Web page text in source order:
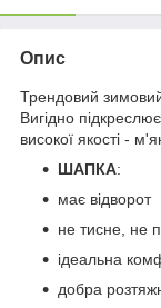
Опис
Трендовий
Вигідно
високої якості -
ШАПКА:
має відворот
не тисне, не
ідеальна
добра